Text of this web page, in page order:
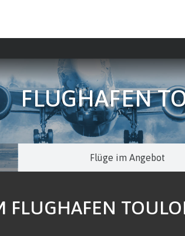
FLUGHAFEN
Flüge im Angebot
FLUGHAFEN